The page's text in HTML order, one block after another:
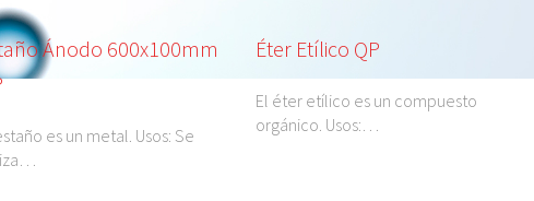
Ánodo 600x100mm
es un metal. Usos: Se
Éter Etílico QP
El éter etílico es un compuesto
orgánico. Usos:…